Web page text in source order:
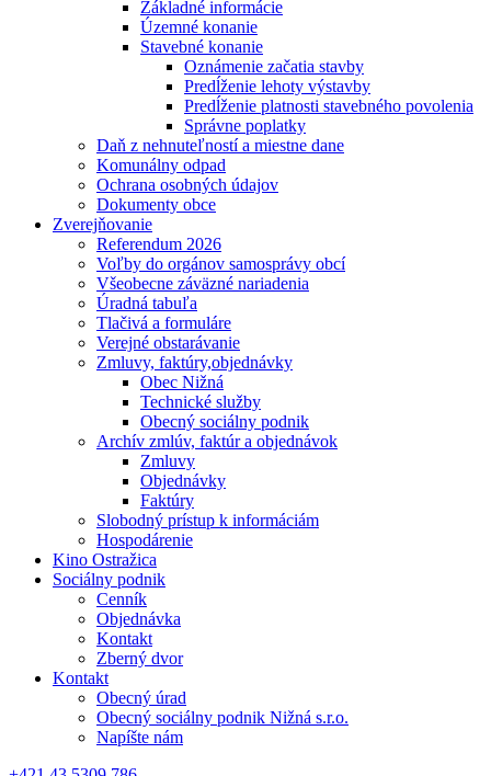
Základné informácie
Územné konanie
Stavebné konanie
Oznámenie začatia stavby
Predĺženie lehoty výstavby
Predĺženie platnosti stavebného povolenia
Správne poplatky
Daň z nehnuteľností a miestne dane
Komunálny odpad
Ochrana osobných údajov
Dokumenty obce
Zverejňovanie
Referendum 2026
Voľby do orgánov samosprávy obcí
Všeobecne záväzné nariadenia
Úradná tabuľa
Tlačivá a formuláre
Verejné obstarávanie
Zmluvy, faktúry,objednávky
Obec Nižná
Technické služby
Obecný sociálny podnik
Archív zmlúv, faktúr a objednávok
Zmluvy
Objednávky
Faktúry
Slobodný prístup k informáciám
Hospodárenie
Kino Ostražica
Sociálny podnik
Cenník
Objednávka
Kontakt
Zberný dvor
Kontakt
Obecný úrad
Obecný sociálny podnik Nižná s.r.o.
Napíšte nám